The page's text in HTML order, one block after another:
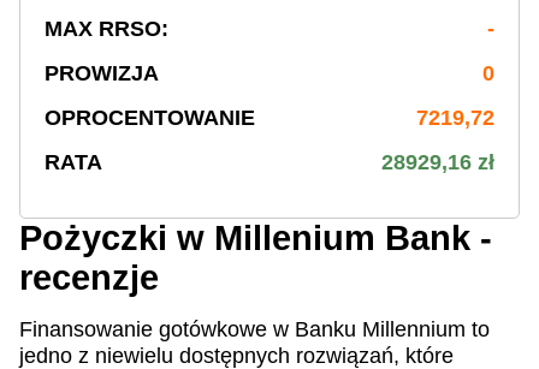
MAX RRSO:
-
PROWIZJA
0
OPROCENTOWANIE
7219,72
RATA
28929,16 zł
Pożyczki w Millenium Bank -
recenzje
Finansowanie gotówkowe w Banku Millennium to
jedno z niewielu dostępnych rozwiązań, które